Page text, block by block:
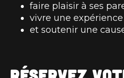
faire plaisir à ses
vivre une
et soutenir une